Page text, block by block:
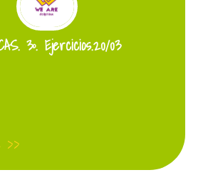
3º. Ejercicios.20/03
>>